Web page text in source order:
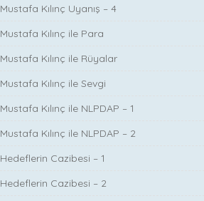
Mustafa Kılınç Uyanış – 4
Mustafa Kılınç ile Para
Mustafa Kılınç ile Rüyalar
Mustafa Kılınç ile Sevgi
Mustafa Kılınç ile NLPDAP – 1
Mustafa Kılınç ile NLPDAP – 2
Hedeflerin Cazibesi – 1
Hedeflerin Cazibesi – 2